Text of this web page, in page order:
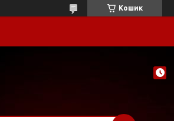
Кошик